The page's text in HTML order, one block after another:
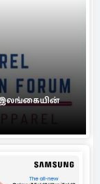
இலங்கையின்